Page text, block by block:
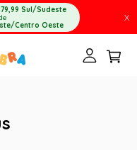
Sul/Sudeste
Centro Oeste
X